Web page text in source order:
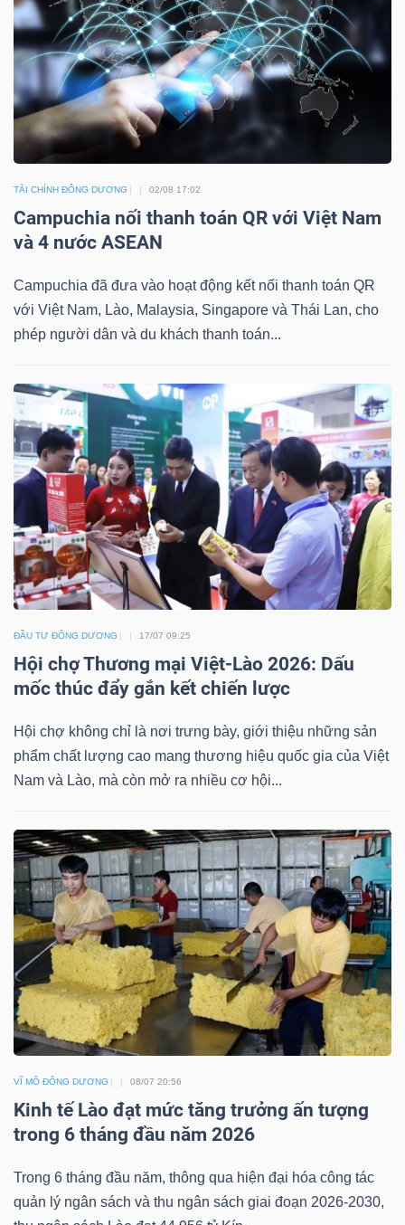
TÀI CHÍNH ĐÔNG DƯƠNG 02/08 17:02
Campuchia nối thanh toán QR với Việt Nam
và 4 nước ASEAN
Campuchia đã đưa vào hoạt động kết nối thanh toán QR
với Việt Nam, Lào, Malaysia, Singapore và Thái Lan, cho
phép người dân và du khách thanh toán...
ĐẦU TƯ ĐÔNG DƯƠNG 17/07 09:25
Hội chợ Thương mại Việt-Lào 2026: Dấu
mốc thúc đẩy gắn kết chiến lược
Hội chợ không chỉ là nơi trưng bày, giới thiệu những sản
phẩm chất lượng cao mang thương hiệu quốc gia của Việt
Nam và Lào, mà còn mở ra nhiều cơ hội...
VĨ MÔ ĐÔNG DƯƠNG 08/07 20:56
Kinh tế Lào đạt mức tăng trưởng ấn tượng
trong 6 tháng đầu năm 2026
Trong 6 tháng đầu năm, thông qua hiện đại hóa công tác
quản lý ngân sách và thu ngân sách giai đoạn 2026-2030,
DOANH
NGHIỆP
ĐỘNG
SẢN
TÀI
CHÍNH
HÀNG
HÓA
KINH
TẾ
THẾ
GIỚI
TÀI
CHÍNH
CÁ
NHÂN
PHÂN
TÍCH
VĨ
MÔ